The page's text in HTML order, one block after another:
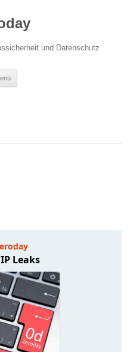
und Datenschutz